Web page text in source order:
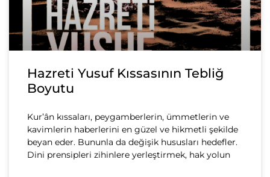
Hazreti Yusuf Kıssasının Tebliğ
Boyutu
Kur’ân kıssaları, peygamberlerin, ümmetlerin ve
kavimlerin haberlerini en güzel ve hikmetli şekilde
beyan eder. Bununla da değişik hususları hedefler.
Dini prensipleri zihinlere yerleştirmek, hak yolun